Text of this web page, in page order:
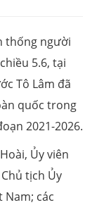
thống người
5.6, tại
Tô Lâm đã
quốc trong
2021-2026.
Ủy viên
tịch Ủy
các